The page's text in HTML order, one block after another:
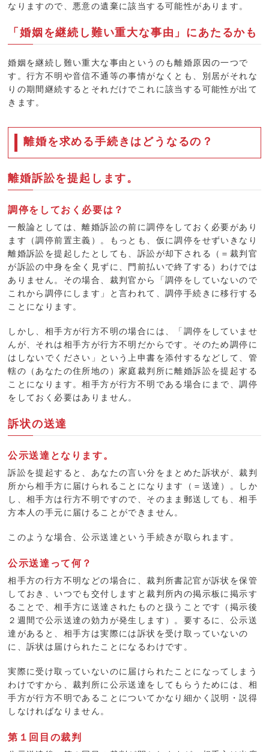
なりますので、悪意の遺棄に該当する可能性があります。
「婚姻を継続し難い重大な事由」にあたるかも
婚姻を継続し難い重大な事由というのも離婚原因の一つで
す。行方不明や音信不通等の事情がなくとも、別居がそれな
りの期間継続するとそれだけでこれに該当する可能性が出て
きます。
離婚を求める手続きはどうなるの？
離婚訴訟を提起します。
調停をしておく必要は？
一般論としては、離婚訴訟の前に調停をしておく必要があり
ます（調停前置主義）。もっとも、仮に調停をせずいきなり
離婚訴訟を提起したとしても、訴訟が却下される（＝裁判官
が訴訟の中身を全く見ずに、門前払いで終了する）わけでは
ありません。その場合、裁判官から「調停をしていないので
これから調停にします」と言われて、調停手続きに移行する
ことになります。
しかし、相手方が行方不明の場合には、「調停をしていませ
んが、それは相手方が行方不明だからです。そのため調停に
はしないでください」という上申書を添付するなどして、管
轄の（あなたの住所地の）家庭裁判所に離婚訴訟を提起する
ことになります。相手方が行方不明である場合にまで、調停
をしておく必要はありません。
訴状の送達
公示送達となります。
訴訟を提起すると、あなたの言い分をまとめた訴状が、裁判
所から相手方に届けられることになります（＝送達）。しか
し、相手方は行方不明ですので、そのまま郵送しても、相手
方本人の手元に届けることができません。
このような場合、公示送達という手続きが取られます。
公示送達って何？
相手方の行方不明などの場合に、裁判所書記官が訴状を保管
しておき、いつでも交付しますと裁判所内の掲示板に掲示す
ることで、相手方に送達されたものと扱うことです（掲示後
２週間で公示送達の効力が発生します）。要するに、公示送
達があると、相手方は実際には訴状を受け取っていないの
に、訴状は届けられたことになるわけです。
実際に受け取っていないのに届けられたことになってしまう
わけですから、裁判所に公示送達をしてもらうためには、相
手方が行方不明であることについてかなり細かく説明・説得
しなければなりません。
第１回目の裁判